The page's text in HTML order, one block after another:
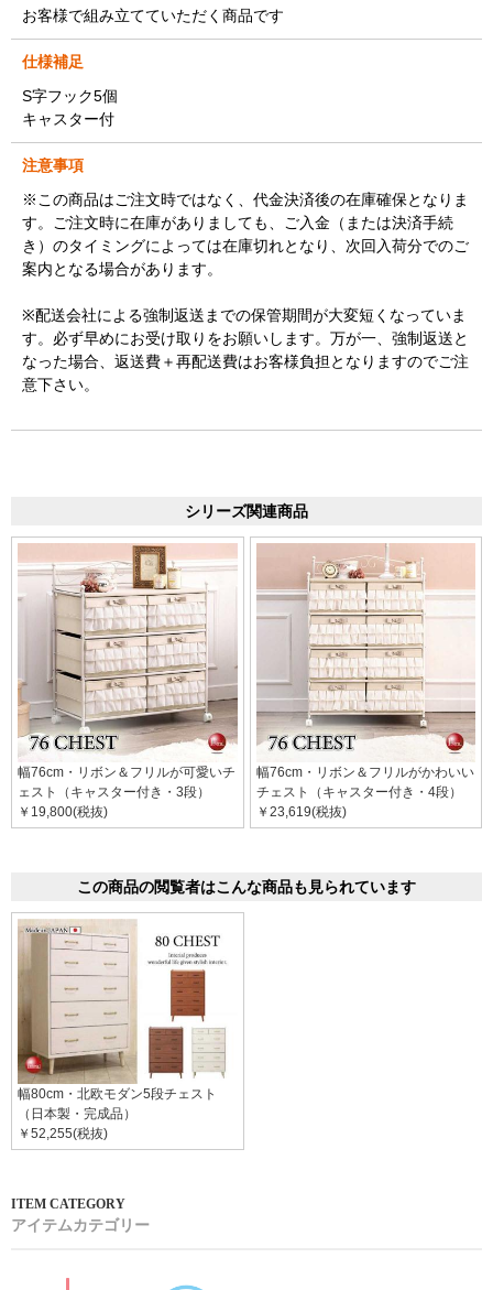
お客様で組み立てていただく商品です
仕様補足
S字フック5個
キャスター付
注意事項
※この商品はご注文時ではなく、代金決済後の在庫確保となりま
す。ご注文時に在庫がありましても、ご入金（または決済手続
き）のタイミングによっては在庫切れとなり、次回入荷分でのご
案内となる場合があります。
※配送会社による強制返送までの保管期間が大変短くなっていま
す。必ず早めにお受け取りをお願いします。万が一、強制返送と
なった場合、返送費＋再配送費はお客様負担となりますのでご注
意下さい。
シリーズ関連商品
幅76cm・リボン＆フリルが可愛いチ
ェスト（キャスター付き・3段）
￥19,800(税抜)
幅76cm・リボン＆フリルがかわいい
チェスト（キャスター付き・4段）
￥23,619(税抜)
この商品の閲覧者はこんな商品も見られています
幅80cm・北欧モダン5段チェスト
（日本製・完成品）
￥52,255(税抜)
アイテムカテゴリー